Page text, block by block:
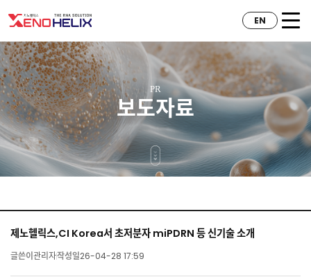
EN
PR
보도자료
제노헬릭스,CI Korea서 초저분자 miPDRN 등 신기술 소개
글쓴이 관리자작성일26-04-28 17:59